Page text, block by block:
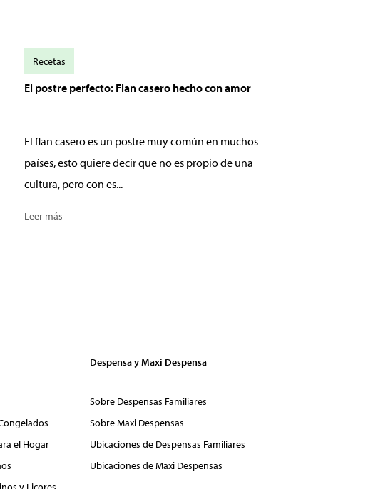
El postre perfecto: Flan casero hecho con amor
El flan casero es un postre muy común en muchos
países, esto quiere decir que no es propio de una
cultura, pero con es...
Leer más
Recetas
el Hogar
Despensa y Maxi Despensa
Sobre Despensas Familiares
Sobre Maxi Despensas
Ubicaciones de Despensas Familiares
Ubicaciones de Maxi Despensas